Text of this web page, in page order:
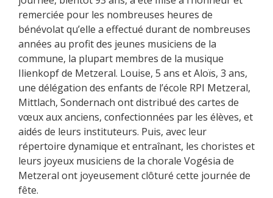
remerciée pour les nombreuses heures de
bénévolat qu’elle a effectué durant de nombreuses
années au profit des jeunes musiciens de la
commune, la plupart membres de la musique
Ilienkopf de Metzeral. Louise, 5 ans et Aloïs, 3 ans,
une délégation des enfants de l’école RPI Metzeral,
Mittlach, Sondernach ont distribué des cartes de
vœux aux anciens, confectionnées par les élèves, et
aidés de leurs instituteurs. Puis, avec leur
répertoire dynamique et entraînant, les choristes et
leurs joyeux musiciens de la chorale Vogésia de
Metzeral ont joyeusement clôturé cette journée de
fête.